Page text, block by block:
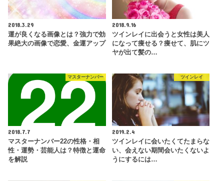
2018.3.29
運が良くなる画像とは？強力で効
果絶大の画像で恋愛、金運アップ
2018.9.16
ツインレイに出会うと女性は美人
になって痩せる？痩せて、肌にツ
ヤが出て髪の…
マスターナンバー
2018.7.7
マスターナンバー22の性格・相
性・運勢・芸能人は？特徴と運命
を解説
ツインレイ
2019.2.4
ツインレイに会いたくてたまらな
い、会えない期間会いたくないよ
うにするには…